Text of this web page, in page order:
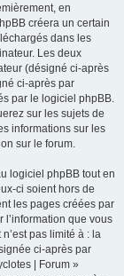
en
créera un certain
dans les
Les deux
(désigné ci-après
ci-après par
par le logiciel phpBB.
sur les sujets de
informations sur les
sur le forum.
logiciel phpBB tout en
ci soient hors de
les pages créées par
l’information que vous
pas limité à : la
ci-après par
| Forum »